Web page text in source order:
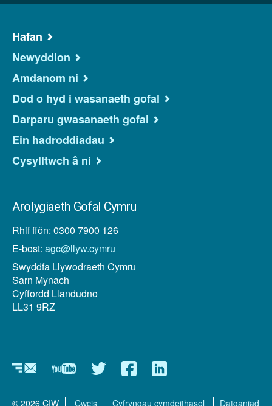
Hafan
Newyddion
Amdanom ni
Dod o hyd i wasanaeth gofal
Darparu gwasanaeth gofal
Ein hadroddiadau
Cysylltwch â ni
Arolygiaeth Gofal Cymru
Rhif ffôn: 0300 7900 126
E-bost: agc@llyw.cymru
Swyddfa Llywodraeth Cymru
Sarn Mynach
Cyffordd Llandudno
LL31 9RZ
Newyddlenni
YouTubeTwitterFacebookLinkedin
© 2026 CIW Cwcis Cyfryngau cymdeithasol Datganiad